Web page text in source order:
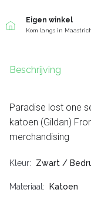
Eigen winkel
Kom langs in
Beschrijving
Paradise lost one
katoen (Gildan)
merchandising
Kleur Zwart /
Materiaal Katoen